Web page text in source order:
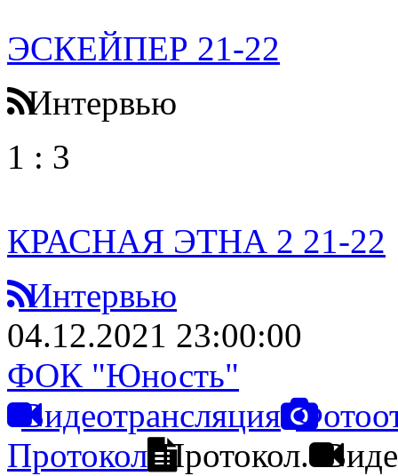
ЭСКЕЙПЕР 21-22
Интервью
1 : 3
КРАСНАЯ ЭТНА 2 21-22
Интервью
04.12.2021 23:00:00
ФОК "Юность"
Видеотрансляция
Протокол Протокол.